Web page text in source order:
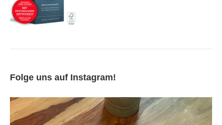
Folge uns auf Instagram!